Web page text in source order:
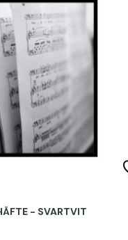
- SVARTVIT